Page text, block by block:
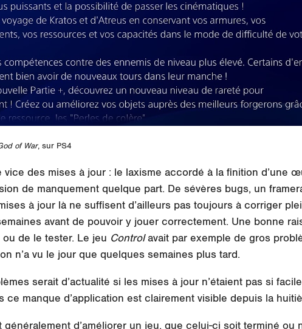
of War, sur PS4
vice des mises à jour : le laxisme accordé à la finition d’une
de manquement quelque part. De sévères bugs, un
à jour là ne suffisent d’ailleurs pas toujours à corriger
avant de pouvoir y jouer correctement. Une bonne
ou de le tester. Le jeu Controlavait par exemple de gros
n’a vu le jour que quelques semaines plus tard.
serait d’actualité si les mises à jour n’étaient pas si
ce manque d’application est clairement visible depuis la
d’améliorer un jeu, que celui-ci soit terminé ou